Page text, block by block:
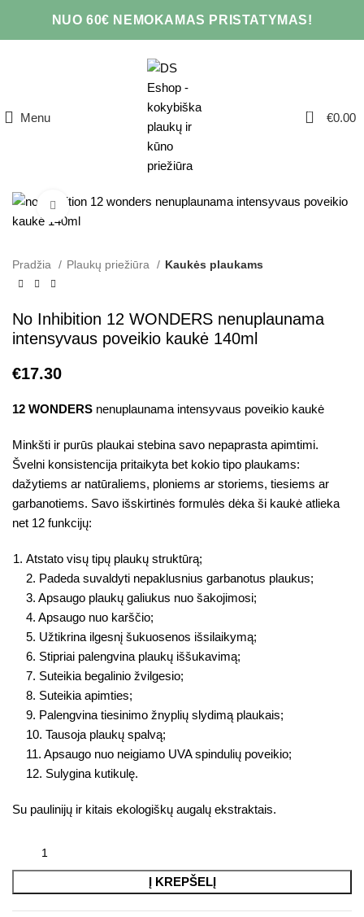
NUO 60€ NEMOKAMAS PRISTATYMAS!
Menu 0 €0.00
Click to enlarge
Pradžia Plaukų priežiūra Kaukės plaukams
No Inhibition 12 WONDERS nenuplaunama
intensyvaus poveikio kaukė 140ml
€17.30
12 WONDERS nenuplaunama intensyvaus poveikio kaukė
Minkšti ir purūs plaukai stebina savo nepaprasta apimtimi.
Švelni konsistencija pritaikyta bet kokio tipo plaukams:
dažytiems ar natūraliems, ploniems ar storiems, tiesiems ar
garbanotiems. Savo išskirtinės formulės dėka ši kaukė atlieka
net 12 funkcijų:
Atstato visų tipų plaukų struktūrą;
2. Padeda suvaldyti nepaklusnius garbanotus plaukus;
3. Apsaugo plaukų galiukus nuo šakojimosi;
4. Apsaugo nuo karščio;
5. Užtikrina ilgesnį šukuosenos išsilaikymą;
6. Stipriai palengvina plaukų iššukavimą;
7. Suteikia begalinio žvilgesio;
8. Suteikia apimties;
9. Palengvina tiesinimo žnyplių slydimą plaukais;
10. Tausoja plaukų spalvą;
11. Apsaugo nuo neigiamo UVA spindulių poveikio;
12. Sulygina kutikulę.
Su paulinijų ir kitais ekologiškų augalų ekstraktais.
Į KREPŠELĮ